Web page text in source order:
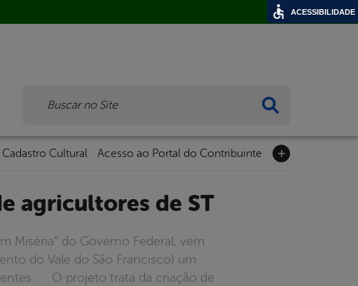
Cadastro Cultural Acesso ao Portal do Contribuinte
agricultores de ST
Miséria” do Governo Federal, vem
do Vale do São Francisco) um
O projeto trata da criação de
ACESSIBILIDADE